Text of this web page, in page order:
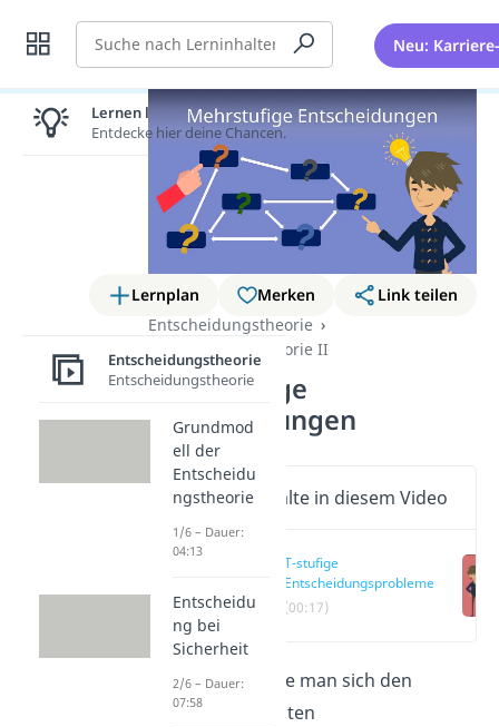
Suche Neu:
Lernplan Merken
Link teilen
Entscheidungstheorie
Entscheidungstheorie II
Mehrstufige
Entscheidungen
Wichtige Inhalte in diesem Video
T-stufige
Entscheidungsprobleme
(00:17)
Du weißt nun wie man sich den
unterschiedlichsten
Lernen lohnt sich!
Entdecke hier deine Chancen.
Entscheidungstheorie
Entscheidungstheorie
Grundmod
ell der
Entscheidu
ngstheorie
1/6 – Dauer:
04:13
Entscheidu
ng bei
Sicherheit
2/6 – Dauer:
07:58